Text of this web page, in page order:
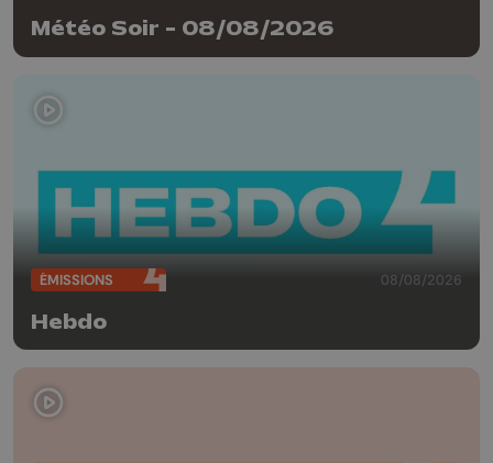
Météo Soir - 08/08/2026
ÉMISSIONS 08/08/2026
Hebdo